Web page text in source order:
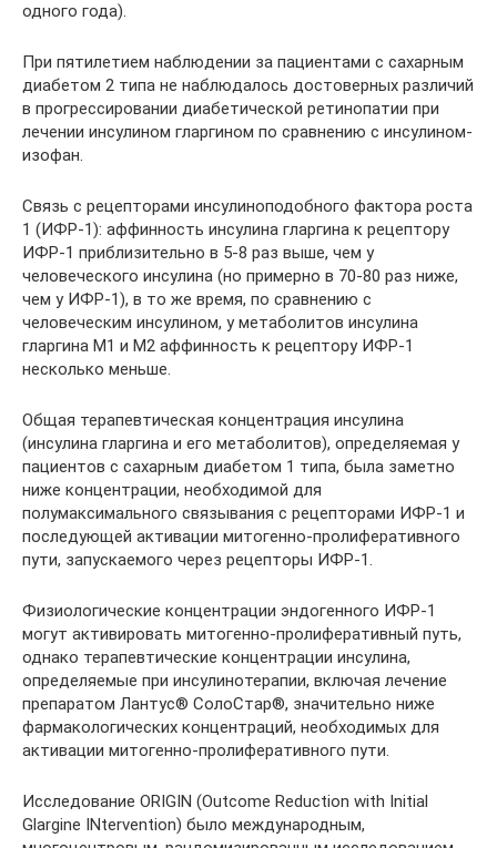
одного года).
При пятилетием наблюдении за пациентами с сахарным
диабетом 2 типа не наблюдалось достоверных различий
в прогрессировании диабетической ретинопатии при
лечении инсулином гларгином по сравнению с инсулином-
изофан.
Связь с рецепторами инсулиноподобного фактора роста
1 (ИФР-1): аффинность инсулина гларгина к рецептору
ИФР-1 приблизительно в 5-8 раз выше, чем у
человеческого инсулина (но примерно в 70-80 раз ниже,
чем у ИФР-1), в то же время, по сравнению с
человеческим инсулином, у метаболитов инсулина
гларгина M1 и М2 аффинность к рецептору ИФР-1
несколько меньше.
Общая терапевтическая концентрация инсулина
(инсулина гларгина и его метаболитов), определяемая у
пациентов с сахарным диабетом 1 типа, была заметно
ниже концентрации, необходимой для
полумаксимального связывания с рецепторами ИФР-1 и
последующей активации митогенно-пролиферативного
пути, запускаемого через рецепторы ИФР-1.
Физиологические концентрации эндогенного ИФР-1
могут активировать митогенно-пролиферативный путь,
однако терапевтические концентрации инсулина,
определяемые при инсулинотерапии, включая лечение
препаратом Лантус® СолоСтар®, значительно ниже
фармакологических концентраций, необходимых для
активации митогенно-пролиферативного пути.
Исследование ORIGIN (Outcome Reduction with Initial
Glargine INtervention) было международным,